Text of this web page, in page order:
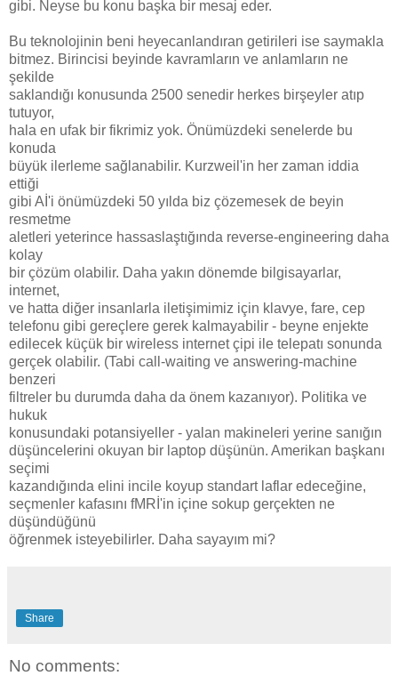
gibi. Neyse bu konu başka bir mesaj eder.
Bu teknolojinin beni heyecanlandıran getirileri ise saymakla
bitmez. Birincisi beyinde kavramların ve anlamların ne
şekilde
saklandığı konusunda 2500 senedir herkes birşeyler atıp
tutuyor,
hala en ufak bir fikrimiz yok. Önümüzdeki senelerde bu
konuda
büyük ilerleme sağlanabilir. Kurzweil'in her zaman iddia
ettiği
gibi Aİ'i önümüzdeki 50 yılda biz çözemesek de beyin
resmetme
aletleri yeterince hassaslaştığında reverse-engineering daha
kolay
bir çözüm olabilir. Daha yakın dönemde bilgisayarlar,
internet,
ve hatta diğer insanlarla iletişimimiz için klavye, fare, cep
telefonu gibi gereçlere gerek kalmayabilir - beyne enjekte
edilecek küçük bir wireless internet çipi ile telepatı sonunda
gerçek olabilir. (Tabi call-waiting ve answering-machine
benzeri
filtreler bu durumda daha da önem kazanıyor). Politika ve
hukuk
konusundaki potansiyeller - yalan makineleri yerine sanığın
düşüncelerini okuyan bir laptop düşünün. Amerikan başkanı
seçimi
kazandığında elini incile koyup standart laflar edeceğine,
seçmenler kafasını fMRİ'in içine sokup gerçekten ne
düşündüğünü
öğrenmek isteyebilirler. Daha sayayım mi?
Share
No comments: